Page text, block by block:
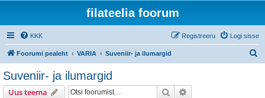
filateelia foorum
KKK Logi sisse
Registreeru
Foorumi pealeht VARIA Suveniir- ja ilumargid
Suveniir- ja ilumargid
Uus teema Otsi